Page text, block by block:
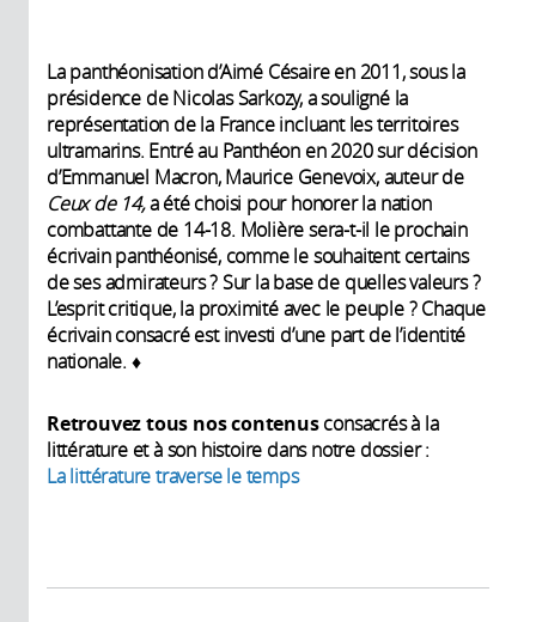
La panthéonisation d’Aimé Césaire en 2011, sous la
présidence de Nicolas Sarkozy, a souligné la
représentation de la France incluant les territoires
ultramarins. Entré au Panthéon en 2020 sur décision
d’Emmanuel Macron, Maurice Genevoix, auteur de
Ceux de 14,a été choisi pour honorer la nation
combattante de 14-18. Molière sera-t-il le prochain
écrivain panthéonisé, comme le souhaitent certains
de ses admirateurs ? Sur la base de quelles valeurs ?
L’esprit critique, la proximité avec le peuple ? Chaque
écrivain consacré est investi d’une part de l’identité
nationale. ♦
Retrouvez tous nos contenusconsacrés à la
littérature et à son histoire dans notre dossier :
La littérature traverse le temps